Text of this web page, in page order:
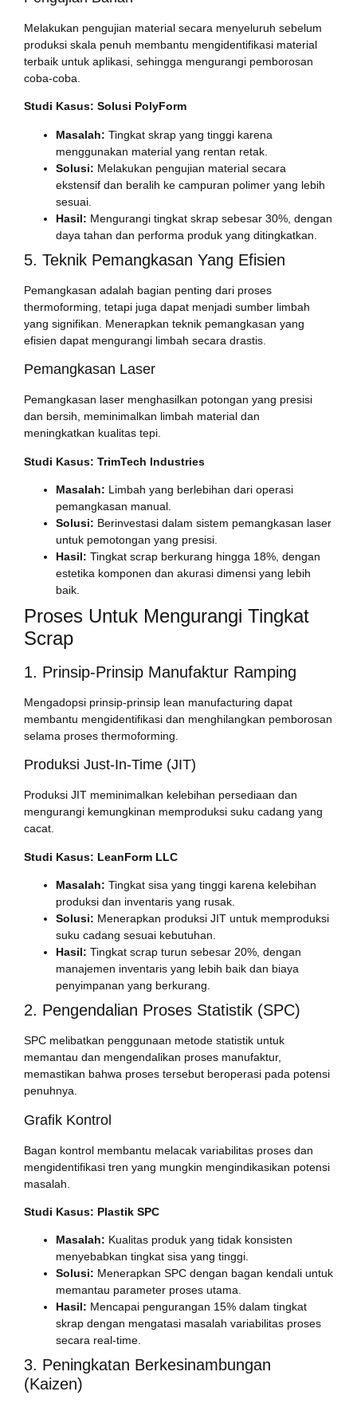
Melakukan pengujian material secara menyeluruh sebelum
produksi skala penuh membantu mengidentifikasi material
terbaik untuk aplikasi, sehingga mengurangi pemborosan
coba-coba.
Studi Kasus: Solusi PolyForm
Masalah: Tingkat skrap yang tinggi karena
menggunakan material yang rentan retak.
Solusi: Melakukan pengujian material secara
ekstensif dan beralih ke campuran polimer yang lebih
sesuai.
Hasil: Mengurangi tingkat skrap sebesar 30%, dengan
daya tahan dan performa produk yang ditingkatkan.
5. Teknik Pemangkasan Yang Efisien
Pemangkasan adalah bagian penting dari proses
thermoforming, tetapi juga dapat menjadi sumber limbah
yang signifikan. Menerapkan teknik pemangkasan yang
efisien dapat mengurangi limbah secara drastis.
Pemangkasan Laser
Pemangkasan laser menghasilkan potongan yang presisi
dan bersih, meminimalkan limbah material dan
meningkatkan kualitas tepi.
Studi Kasus: TrimTech Industries
Masalah: Limbah yang berlebihan dari operasi
pemangkasan manual.
Solusi: Berinvestasi dalam sistem pemangkasan laser
untuk pemotongan yang presisi.
Hasil: Tingkat scrap berkurang hingga 18%, dengan
estetika komponen dan akurasi dimensi yang lebih
baik.
Proses Untuk Mengurangi Tingkat
Scrap
1. Prinsip-Prinsip Manufaktur Ramping
Mengadopsi prinsip-prinsip lean manufacturing dapat
membantu mengidentifikasi dan menghilangkan pemborosan
selama proses thermoforming.
Produksi Just-In-Time (JIT)
Produksi JIT meminimalkan kelebihan persediaan dan
mengurangi kemungkinan memproduksi suku cadang yang
cacat.
Studi Kasus: LeanForm LLC
Masalah: Tingkat sisa yang tinggi karena kelebihan
produksi dan inventaris yang rusak.
Solusi: Menerapkan produksi JIT untuk memproduksi
suku cadang sesuai kebutuhan.
Hasil: Tingkat scrap turun sebesar 20%, dengan
manajemen inventaris yang lebih baik dan biaya
penyimpanan yang berkurang.
2. Pengendalian Proses Statistik (SPC)
SPC melibatkan penggunaan metode statistik untuk
memantau dan mengendalikan proses manufaktur,
memastikan bahwa proses tersebut beroperasi pada potensi
penuhnya.
Grafik Kontrol
Bagan kontrol membantu melacak variabilitas proses dan
mengidentifikasi tren yang mungkin mengindikasikan potensi
masalah.
Studi Kasus: Plastik SPC
Masalah: Kualitas produk yang tidak konsisten
menyebabkan tingkat sisa yang tinggi.
Solusi: Menerapkan SPC dengan bagan kendali untuk
memantau parameter proses utama.
Hasil: Mencapai pengurangan 15% dalam tingkat
skrap dengan mengatasi masalah variabilitas proses
secara real-time.
3. Peningkatan Berkesinambungan
(Kaizen)